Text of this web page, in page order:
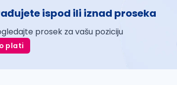
ispod ili iznad proseka
prosek za vašu poziciju
plati